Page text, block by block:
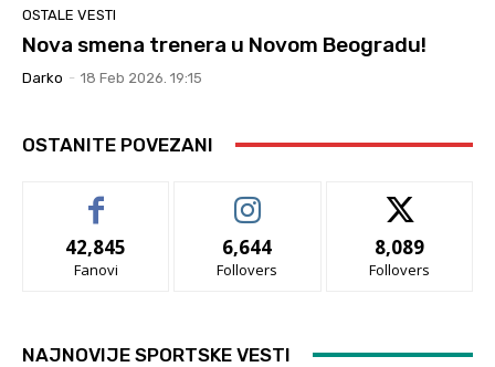
OSTALE VESTI
Nova smena trenera u Novom Beogradu!
Darko - 18 Feb 2026. 19:15
OSTANITE POVEZANI
42,845
Fanovi
6,644
Follovers
8,089
Follovers
NAJNOVIJE SPORTSKE VESTI